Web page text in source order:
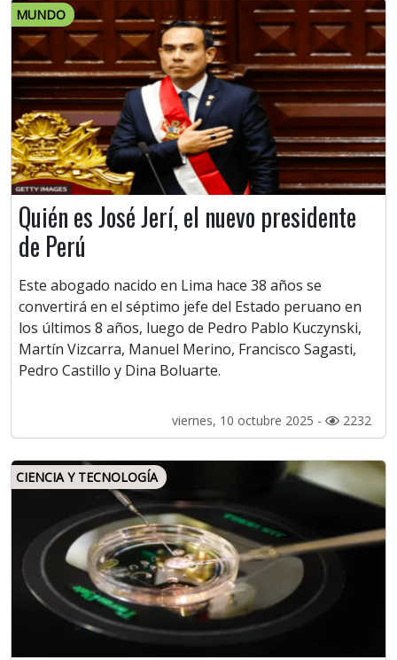
MUNDO
Quién es José Jerí, el nuevo presidente
de Perú
Este abogado nacido en Lima hace 38 años se
convertirá en el séptimo jefe del Estado peruano en
los últimos 8 años, luego de Pedro Pablo Kuczynski,
Martín Vizcarra, Manuel Merino, Francisco Sagasti,
Pedro Castillo y Dina Boluarte.
viernes, 10 octubre 2025 - 2232
CIENCIA Y TECNOLOGÍA